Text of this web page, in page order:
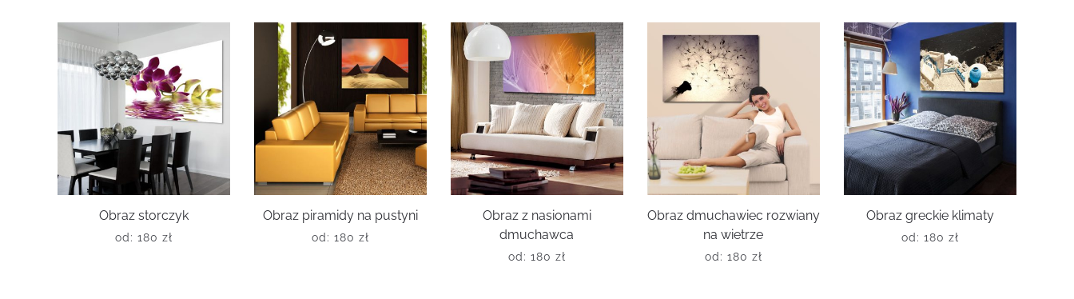
Obraz storczyk
od: 180 zł
Obraz piramidy na pustyni
od: 180 zł
Obraz z nasionami
dmuchawca
od: 180 zł
Obraz dmuchawiec rozwiany
na wietrze
od: 180 zł
Obraz greckie klimaty
od: 180 zł